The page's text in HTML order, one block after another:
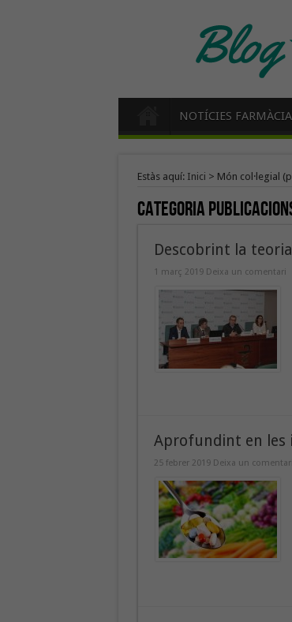
NOTÍCIES FARMÀCIA
Estàs aquí: Inici > Món col·legial
Categoria
Descobrint la
1 març 2019 Deixa un comentari
Aprofundint en les
25 febrer 2019 Deixa un comentari